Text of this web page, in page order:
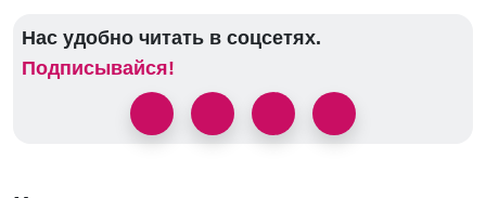
Нас удобно читать в соцсетях.
Подписывайся!